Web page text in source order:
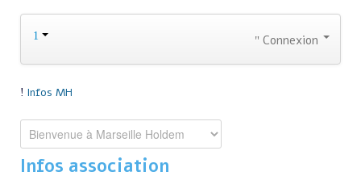
Connexion
Infos MH
Infos association